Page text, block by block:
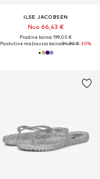
ILSE JACOBSEN
Nuo 66,43 €
Pradinė kaina: 199,00 €
Paskutinė mažiausia kaina:94,90 €-30%